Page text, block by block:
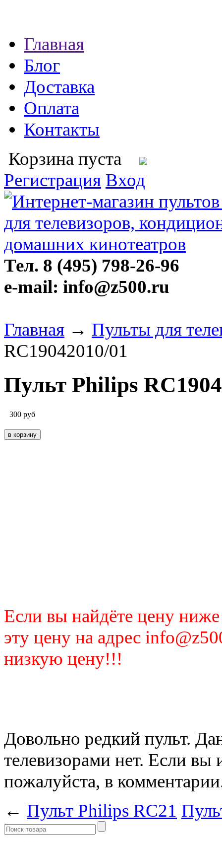
Главная
Блог
Доставка
Оплата
Контакты
Корзина пуста
Регистрация Вход
Тел. 8 (495) 798-26-96
e-mail: info@z500.ru
Главная → Пульты для
RC19042010/01
Пульт Philips
300 руб
Если вы найдёте цену
эту цену на адрес
низкую цену!!!
Довольно редкий пульт.
телевизорами нет. Если вы
пожалуйста, в
← Пульт Philips RC21